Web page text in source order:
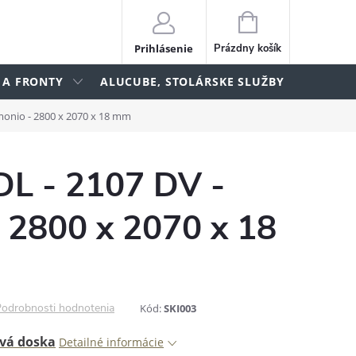
Prihlásenie
NÁKUPNÝ
KOŠÍK
Prázdny košík
FRONTY ALUCUBE, STOLÁRSKE SLUŽBY
- 2800 x 2070 x 18 mm
- 2107 DV -
x 2070 x 18
hodnotenia Kód:SKI003
doska Detailné informácie